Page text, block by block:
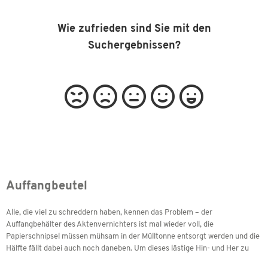
Wie zufrieden sind Sie mit den
Suchergebnissen?
Auffangbeutel
Alle, die viel zu schreddern haben, kennen das Problem – der
Auffangbehälter des Aktenvernichters ist mal wieder voll, die
Papierschnipsel müssen mühsam in der Mülltonne entsorgt werden und die
Hälfte fällt dabei auch noch daneben. Um dieses lästige Hin- und Her zu